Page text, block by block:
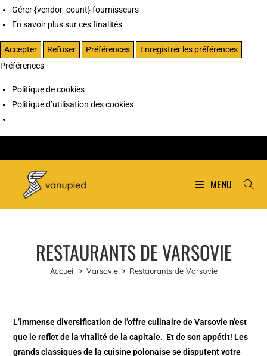
Gérer {vendor_count} fournisseurs
En savoir plus sur ces finalités
Accepter Refuser Préférences
Enregistrer les préférences
Préférences
Politique de cookies
Politique d’utilisation des cookies
MENU
RESTAURANTS DE VARSOVIE
Accueil > Varsovie > Restaurants de Varsovie
L’immense diversification de l’offre culinaire de Varsovie n’est
que le reflet de la vitalité de la capitale. Et de son appétit! Les
grands classiques de la cuisine polonaise se disputent votre